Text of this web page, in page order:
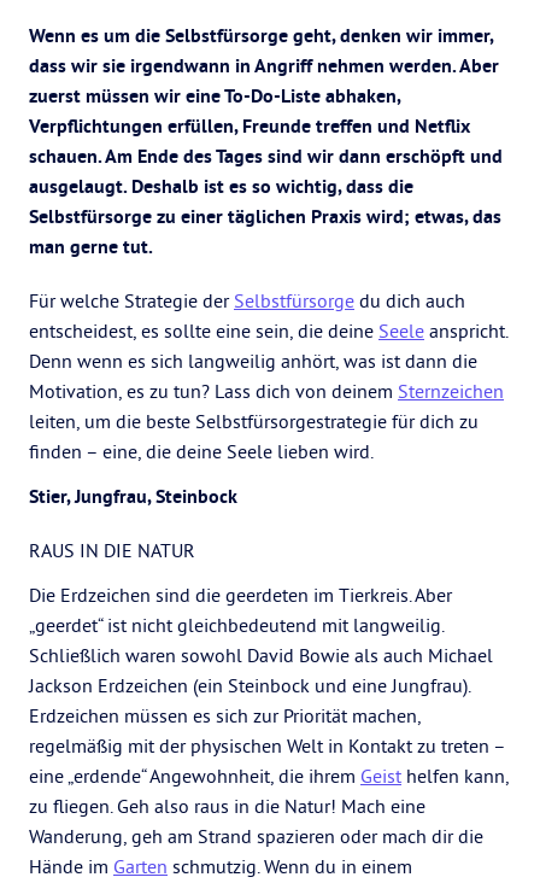
Wenn es um die Selbstfürsorge geht, denken wir immer,
dass wir sie irgendwann in Angriff nehmen werden. Aber
zuerst müssen wir eine To-Do-Liste abhaken,
Verpflichtungen erfüllen, Freunde treffen und Netflix
schauen. Am Ende des Tages sind wir dann erschöpft und
ausgelaugt. Deshalb ist es so wichtig, dass die
Selbstfürsorge zu einer täglichen Praxis wird; etwas, das
man gerne tut.
Für welche Strategie der Selbstfürsorge du dich auch
entscheidest, es sollte eine sein, die deine Seele anspricht.
Denn wenn es sich langweilig anhört, was ist dann die
Motivation, es zu tun? Lass dich von deinem Sternzeichen
leiten, um die beste Selbstfürsorgestrategie für dich zu
finden – eine, die deine Seele lieben wird.
Stier, Jungfrau, Steinbock
RAUS IN DIE NATUR
Die Erdzeichen sind die geerdeten im Tierkreis. Aber
„geerdet“ ist nicht gleichbedeutend mit langweilig.
Schließlich waren sowohl David Bowie als auch Michael
Jackson Erdzeichen (ein Steinbock und eine Jungfrau).
Erdzeichen müssen es sich zur Priorität machen,
regelmäßig mit der physischen Welt in Kontakt zu treten –
eine „erdende“ Angewohnheit, die ihrem Geist helfen kann,
zu fliegen. Geh also raus in die Natur! Mach eine
Wanderung, geh am Strand spazieren oder mach dir die
Hände im Garten schmutzig. Wenn du in einem